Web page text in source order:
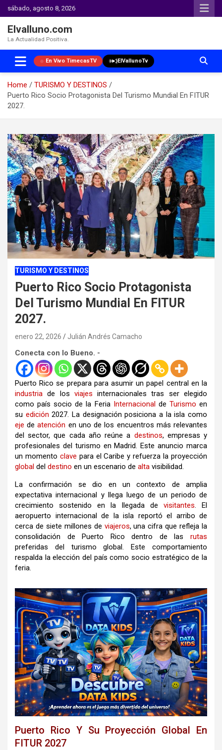
sábado, agosto 8, 2026
Elvalluno.com
La Actualidad Positiva.
En Vivo TimecasTV ElVallunoTv
Home
TURISMO Y DESTINOS
Puerto Rico Socio Protagonista Del Turismo Mundial En FITUR
2027.
content
TURISMO Y DESTINOS
Puerto Rico Socio Protagonista
Del Turismo Mundial En FITUR
2027.
enero 22, 2026 Julián Andrés Camacho
Conecta con lo Bueno. -
Puerto Rico se prepara para asumir un papel central en la
industria de los viajes internacionales tras ser elegido
como país socio de la Feria Internacionalde Turismo en
su edición 2027. La designación posiciona a la isla como
eje deatención en uno de los encuentros más relevantes
del sector, que cada año reúne a destinos, empresas y
profesionales del turismo en Madrid. Este anuncio marca
un momento clave para el Caribe y refuerza la proyección
global del destino en un escenario de alta visibilidad.
La confirmación se dio en un contexto de amplia
expectativa internacional y llega luego de un periodo de
crecimiento sostenido en la llegada de visitantes. El
aeropuerto internacional de la isla reportó el arribo de
cerca de siete millones de viajeros, una cifra que refleja la
consolidación de Puerto Rico dentro de las rutas
preferidas del turismo global. Este comportamiento
respalda la elección del país como socio estratégico de la
feria.
Puerto Rico Y Su Proyección Global En
FITUR 2027